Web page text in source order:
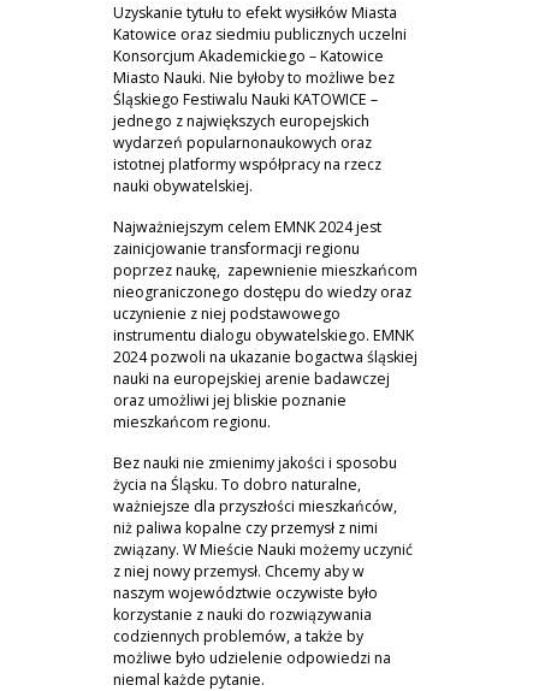
Uzyskanie tytułu to efekt wysiłków Miasta
Katowice oraz siedmiu publicznych uczelni
Konsorcjum Akademickiego – Katowice
Miasto Nauki. Nie byłoby to możliwe bez
Śląskiego Festiwalu Nauki KATOWICE –
jednego z największych europejskich
wydarzeń popularnonaukowych oraz
istotnej platformy współpracy na rzecz
nauki obywatelskiej.
Najważniejszym celem EMNK 2024 jest
zainicjowanie transformacji regionu
poprzez naukę, zapewnienie mieszkańcom
nieograniczonego dostępu do wiedzy oraz
uczynienie z niej podstawowego
instrumentu dialogu obywatelskiego. EMNK
2024 pozwoli na ukazanie bogactwa śląskiej
nauki na europejskiej arenie badawczej
oraz umożliwi jej bliskie poznanie
mieszkańcom regionu.
Bez nauki nie zmienimy jakości i sposobu
życia na Śląsku. To dobro naturalne,
ważniejsze dla przyszłości mieszkańców,
niż paliwa kopalne czy przemysł z nimi
związany. W Mieście Nauki możemy uczynić
z niej nowy przemysł. Chcemy aby w
naszym województwie oczywiste było
korzystanie z nauki do rozwiązywania
codziennych problemów, a także by
możliwe było udzielenie odpowiedzi na
niemal każde pytanie.